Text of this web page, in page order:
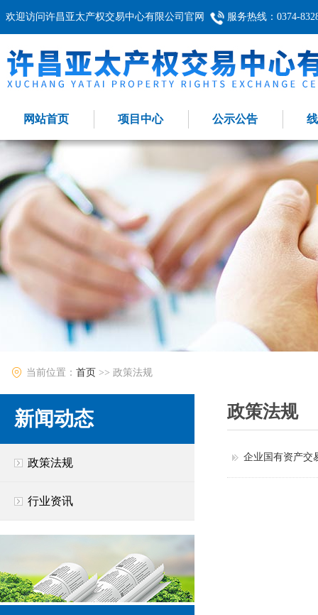
欢迎访问许昌亚太产权交易中心有限公司官网 服务热线：0374-
网站首页 项目中心 公示公告
当前位置： 首页 >> 政策法规
新闻动态
政策法规
行业资讯
政策法规
企业国有资产交